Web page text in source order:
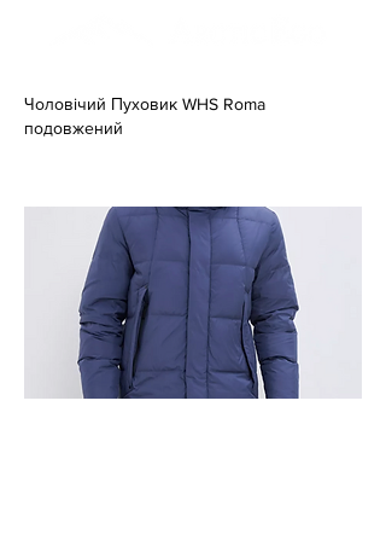
Чоловічий Пуховик WHS Roma
подовжений